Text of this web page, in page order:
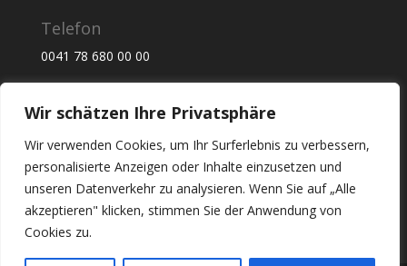
Wir schätzen Ihre Privatsphäre
Wir verwenden Cookies, um Ihr Surferlebnis zu verbessern,
personalisierte Anzeigen oder Inhalte einzusetzen und
unseren Datenverkehr zu analysieren. Wenn Sie auf „Alle
akzeptieren" klicken, stimmen Sie der Anwendung von
Cookies zu.
Telefon
0041 78 680 00 00
Email
r.maier@skulptur-graphik.ch